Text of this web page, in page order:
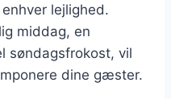
lejlighed.
middag, en
søndagsfrokost, vil
dine gæster.